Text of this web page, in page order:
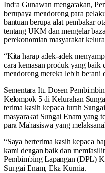
Indra Gunawan mengatakan,
berupaya mendorong para
bantuan berupa alat pembakar
tentang UKM dan mengelar
perekonomian masyarakat
“Kita harap adek-adek
cara kemasan produk yang baik
mendorong mereka lebih berani
Sementara Itu Dosen
Kelompok 5 di Kelurahan
terima kasih kepada lurah
masyarakat Sungai Enam yang
para Mahasiswa yang
“Saya berterima kasih kepada
kami dengan baik dan
Pembimbing Lapangan (DPL)
Sungai Enam, Eka Kurnia.